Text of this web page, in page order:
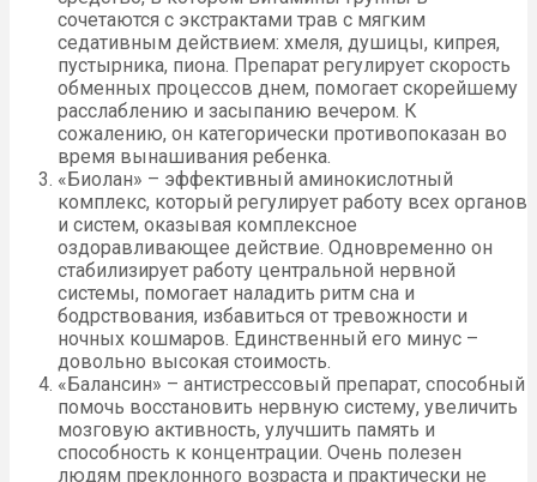
сочетаются с экстрактами трав с мягким
седативным действием: хмеля, душицы, кипрея,
пустырника, пиона. Препарат регулирует скорость
обменных процессов днем, помогает скорейшему
расслаблению и засыпанию вечером. К
сожалению, он категорически противопоказан во
время вынашивания ребенка.
«Биолан» – эффективный аминокислотный
комплекс, который регулирует работу всех органов
и систем, оказывая комплексное
оздоравливающее действие. Одновременно он
стабилизирует работу центральной нервной
системы, помогает наладить ритм сна и
бодрствования, избавиться от тревожности и
ночных кошмаров. Единственный его минус –
довольно высокая стоимость.
«Балансин» – антистрессовый препарат, способный
помочь восстановить нервную систему, увеличить
мозговую активность, улучшить память и
способность к концентрации. Очень полезен
людям преклонного возраста и практически не